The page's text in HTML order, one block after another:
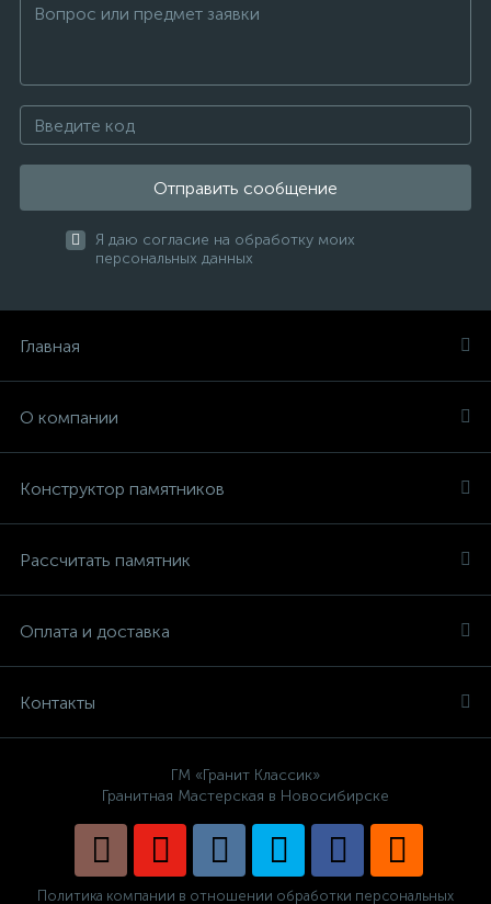
Отправить сообщение
Я даю согласие на обработку моих
персональных данных
Главная
О компании
Конструктор памятников
Рассчитать памятник
Оплата и доставка
Контакты
ГМ «Гранит Классик»
Гранитная Мастерская в Новосибирске
Политика компании в отношении обработки персональных